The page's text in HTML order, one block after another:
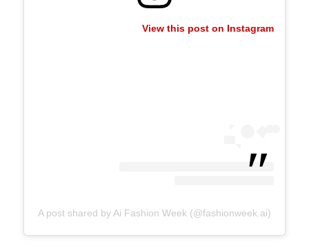
View this post on Instagram
A post shared by Ai Fashion Week (@fashionweek.ai)